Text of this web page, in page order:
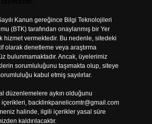
Kanun gereğince Bilgi Teknolojileri
(BTK) tarafından onaylanmış bir Yer
hizmet vermektedir. Bu nedenle, sitedeki
olarak denetleme veya araştırma
bulunmamaktadır. Ancak, üyelerimiz
sorumluluğunu taşımakta olup, siteye
kabul etmiş sayılırlar.
düzenlemelere aykırı olduğunu
backlinkpanelicomtr@gmail.com
halinde, ilgili içerikler yasal süre
kaldırılacaktır.